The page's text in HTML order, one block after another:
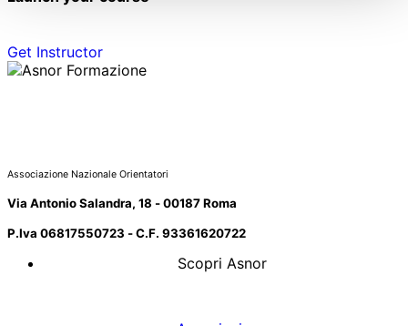
Get Instructor
Associazione Nazionale Orientatori
Via Antonio Salandra, 18 - 00187 Roma
P.Iva 06817550723 - C.F. 93361620722
Scopri Asnor